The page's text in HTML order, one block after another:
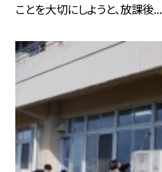
ことを大切にしようと、放課後...